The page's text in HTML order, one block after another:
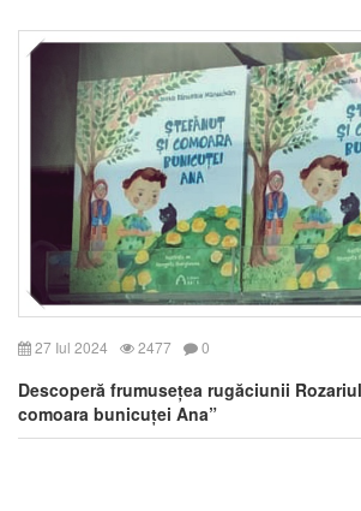
27 Iul 2024 2477 0
Descoperă frumusețea rugăciunii
comoara bunicuței Ana”